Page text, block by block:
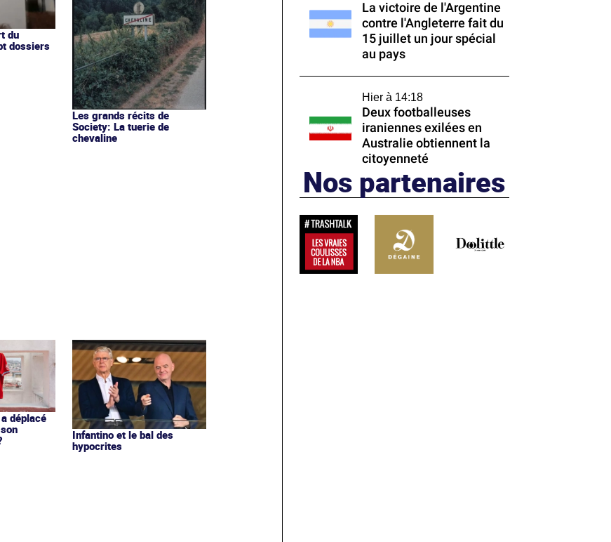
du
dossiers
Les grands récits de
Society: La tuerie de
chevaline
déplacé
Infantino et le bal des
hypocrites
La victoire de l'Argentine
contre l'Angleterre fait du
15 juillet un jour spécial
au pays
Hier à 14:18
Deux footballeuses
iraniennes exilées en
Australie obtiennent la
citoyenneté
Nos partenaires